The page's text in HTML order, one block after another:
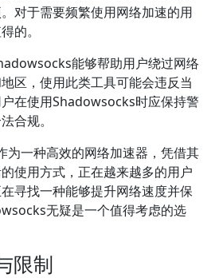
对于需要频繁使用网络加速的用
的。
能够帮助用户绕过网络
区，使用此类工具可能会违反当
在使用Shadowsocks时应保持警
合规。
一种高效的网络加速器，凭借其
使用方式，正在越来越多的用户
寻找一种能够提升网络速度并保
无疑是一个值得考虑的选
限制